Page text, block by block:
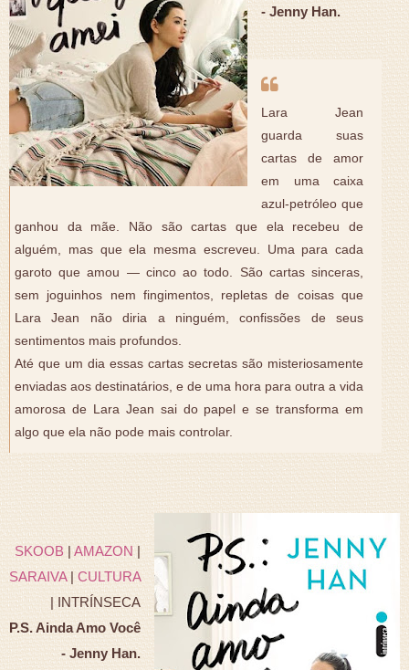
- Jenny Han.
Lara Jean
guarda suas
cartas de amor
em uma caixa
azul-petróleo que
ganhou da mãe. Não são cartas que ela recebeu de
alguém, mas que ela mesma escreveu. Uma para cada
garoto que amou — cinco ao todo. São cartas sinceras,
sem joguinhos nem fingimentos, repletas de coisas que
Lara Jean não diria a ninguém, confissões de seus
sentimentos mais profundos.
Até que um dia essas cartas secretas são misteriosamente
enviadas aos destinatários, e de uma hora para outra a vida
amorosa de Lara Jean sai do papel e se transforma em
algo que ela não pode mais controlar.
SKOOB |AMAZON|
SARAIVA| CULTURA
| INTRÍNSECA
P.S. Ainda Amo Você
- Jenny Han.